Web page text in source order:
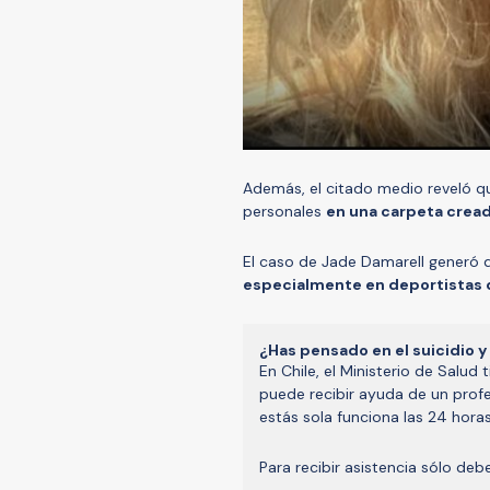
Además, el citado medio reveló
personales en una carpeta
El caso de Jade Damarell generó
especialmente en
¿Has pensado en el suicidio
En Chile, el Ministerio de
puede recibir ayuda de un
estás sola funciona las 24
Para recibir asistencia sólo